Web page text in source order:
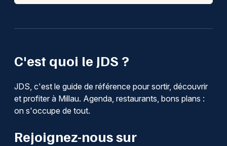
C'est quoi le JDS ?
JDS, c'est le guide de référence pour sortir, découvrir
et profiter à Millau. Agenda, restaurants, bons plans :
on s'occupe de tout.
Rejoignez-nous sur